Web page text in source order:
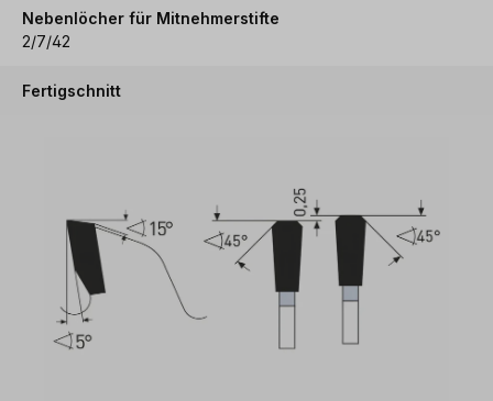
Nebenlöcher für Mitnehmerstifte
2/7/42
Fertigschnitt